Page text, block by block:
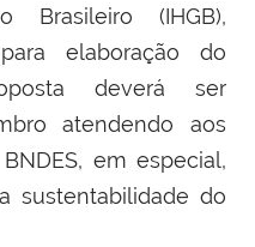
Brasileiro (IHGB),
elaboração do
deverá ser
atendendo aos
em especial,
sustentabilidade do